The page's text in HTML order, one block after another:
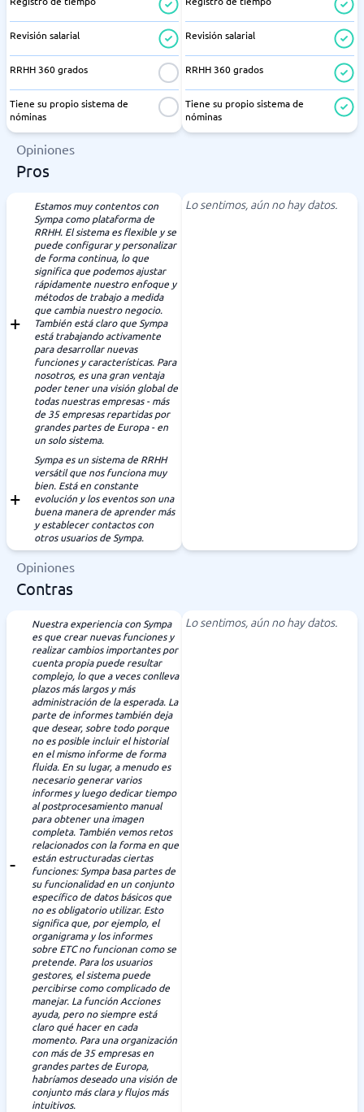
Revisión salarial
RRHH 360 grados
Tiene su propio sistema de
nóminas
Revisión salarial
RRHH 360 grados
Tiene su propio sistema de
nóminas
Opiniones
Pros
Estamos muy contentos con
Sympa como plataforma de
RRHH. El sistema es flexible y se
puede configurar y personalizar
de forma continua, lo que
significa que podemos ajustar
rápidamente nuestro enfoque y
métodos de trabajo a medida
que cambia nuestro negocio.
También está claro que Sympa
está trabajando activamente
para desarrollar nuevas
funciones y características. Para
nosotros, es una gran ventaja
poder tener una visión global de
todas nuestras empresas - más
de 35 empresas repartidas por
grandes partes de Europa - en
un solo sistema.
Sympa es un sistema de RRHH
versátil que nos funciona muy
bien. Está en constante
evolución y los eventos son una
buena manera de aprender más
y establecer contactos con
otros usuarios de Sympa.
Lo sentimos, aún no hay datos.
Opiniones
Contras
Nuestra experiencia con Sympa
es que crear nuevas funciones y
realizar cambios importantes por
cuenta propia puede resultar
complejo, lo que a veces conlleva
plazos más largos y más
administración de la esperada. La
parte de informes también deja
que desear, sobre todo porque
no es posible incluir el historial
en el mismo informe de forma
fluida. En su lugar, a menudo es
necesario generar varios
informes y luego dedicar tiempo
al postprocesamiento manual
para obtener una imagen
completa. También vemos retos
relacionados con la forma en que
están estructuradas ciertas
funciones: Sympa basa partes de
su funcionalidad en un conjunto
específico de datos básicos que
no es obligatorio utilizar. Esto
significa que, por ejemplo, el
organigrama y los informes
sobre ETC no funcionan como se
pretende. Para los usuarios
gestores, el sistema puede
percibirse como complicado de
manejar. La función Acciones
ayuda, pero no siempre está
claro qué hacer en cada
momento. Para una organización
con más de 35 empresas en
grandes partes de Europa,
habríamos deseado una visión de
conjunto más clara y flujos más
intuitivos.
Lo sentimos, aún no hay datos.